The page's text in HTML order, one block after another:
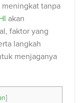
tanpa
akan
faktor yang
langkah
menjaganya
]